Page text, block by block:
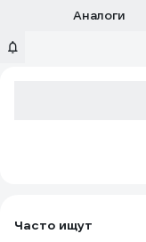
Аналоги
Часто ищут